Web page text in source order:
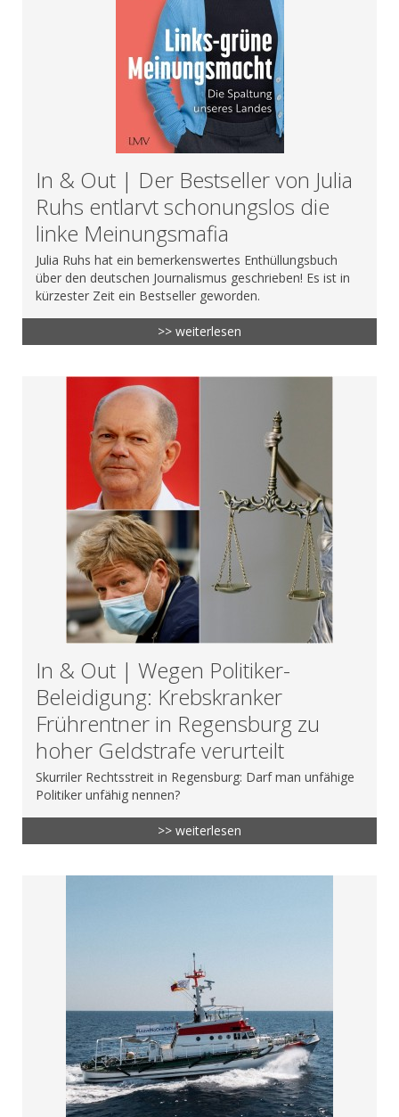
In & Out | Der Bestseller von Julia
Ruhs entlarvt schonungslos die
linke Meinungsmafia
Julia Ruhs hat ein bemerkenswertes Enthüllungsbuch
über den deutschen Journalismus geschrieben! Es ist in
kürzester Zeit ein Bestseller geworden.
>> weiterlesen
In & Out | Wegen Politiker-
Beleidigung: Krebskranker
Frührentner in Regensburg zu
hoher Geldstrafe verurteilt
Skurriler Rechtsstreit in Regensburg: Darf man unfähige
Politiker unfähig nennen?
>> weiterlesen